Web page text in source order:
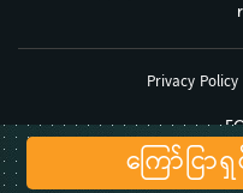
Privacy Policy
ကြော်ငြ